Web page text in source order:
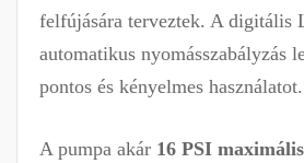
felfújására terveztek. A digitális
automatikus nyomásszabályzás
pontos és kényelmes használatot.
A pumpa akár 16 PSI